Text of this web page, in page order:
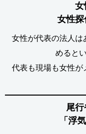
女
女性
女性が代表の法人
めると
代表も現場も女性
尾
「浮